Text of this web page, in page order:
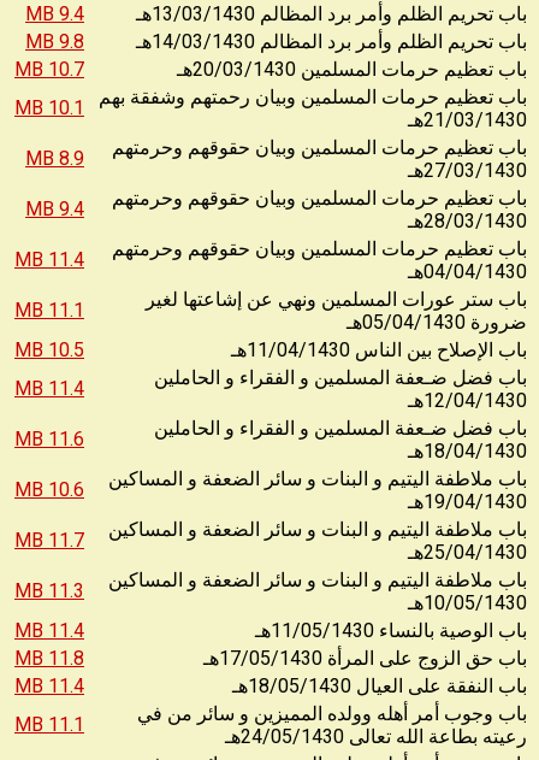
باب تحريم الظلم وأمر برد المظالم 13/03/1430هـ 9.4 MB
باب تحريم الظلم وأمر برد المظالم 14/03/1430هـ 9.8 MB
باب تعظيم حرمات المسلمين 20/03/1430هـ 10.7 MB
باب تعظيم حرمات المسلمين وبيان رحمتهم وشفقة بهم
21/03/1430هـ
10.1 MB
باب تعظيم حرمات المسلمين وبيان حقوقهم وحرمتهم
27/03/1430هـ
8.9 MB
باب تعظيم حرمات المسلمين وبيان حقوقهم وحرمتهم
28/03/1430هـ
9.4 MB
باب تعظيم حرمات المسلمين وبيان حقوقهم وحرمتهم
04/04/1430هـ
11.4 MB
باب ستر عورات المسلمين ونهي عن إشاعتها لغير
ضرورة 05/04/1430هـ
11.1 MB
باب الإصلاح بين الناس 11/04/1430هـ 10.5 MB
باب فضل ضـعفة المسلمين و الفقراء و الحاملين
12/04/1430هـ
11.4 MB
باب فضل ضـعفة المسلمين و الفقراء و الحاملين
18/04/1430هـ
11.6 MB
باب ملاطفة اليتيم و البنات و سائر الضعفة و المساكين
19/04/1430هـ
10.6 MB
باب ملاطفة اليتيم و البنات و سائر الضعفة و المساكين
25/04/1430هـ
11.7 MB
باب ملاطفة اليتيم و البنات و سائر الضعفة و المساكين
10/05/1430هـ
11.3 MB
باب الوصية بالنساء 11/05/1430هـ 11.4 MB
باب حق الزوج على المرأة 17/05/1430هـ 11.8 MB
باب النفقة على العيال 18/05/1430هـ 11.4 MB
باب وجوب أمر أهله وولده المميزين و سائر من في
رعيته بطاعة الله تعالى 24/05/1430هـ
11.1 MB